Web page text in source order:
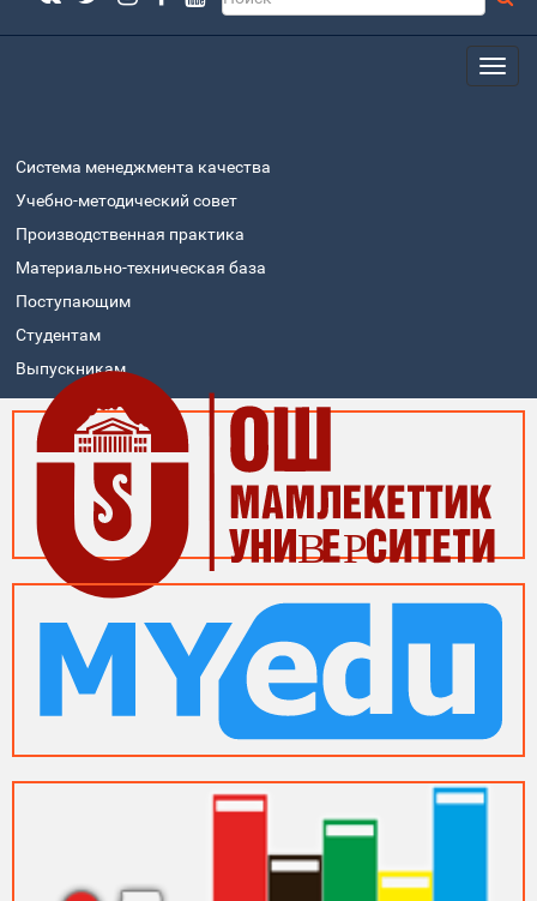
Система менеджмента качества
Учебно-методический совет
Производственная практика
Материально-техническая база
Поступающим
Студентам
Выпускникам